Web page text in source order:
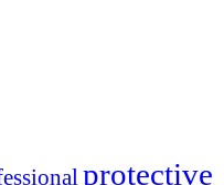
protective